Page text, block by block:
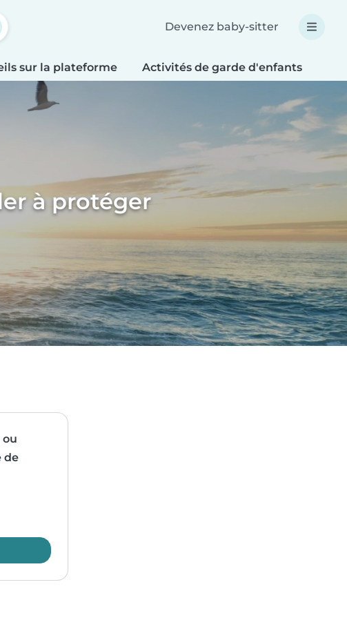
Devenez baby-sitter
sur la plateforme Activités de garde d'enfants
à protéger
de